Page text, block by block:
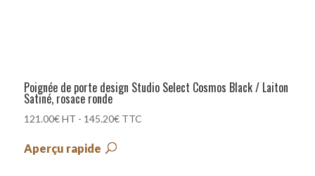
Poignée de porte design Studio Select Cosmos Black / Laiton
Satiné, rosace ronde
121.00€ HT - 145.20€TTC
Aperçu rapide